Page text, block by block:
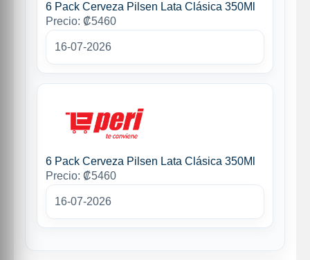
6 Pack Cerveza Pilsen Lata Clásica 350Ml
Precio: ₡5460
16-07-2026
6 Pack Cerveza Pilsen Lata Clásica 350Ml
Precio: ₡5460
16-07-2026